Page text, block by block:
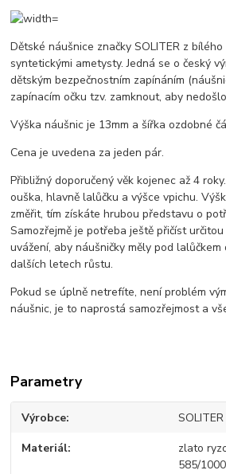
Dětské náušnice značky SOLITER z
syntetickými ametysty. Jedná se o český
dětským bezpečnostním zapínáním
zapínacím očku tzv. zamknout, aby
Výška náušnic je 13mm a šířka ozdobné
Cena je uvedena za jeden pár.
Přibližný doporučený věk kojenec až 4
ouška, hlavně lalůčku a výšce vpichu.
změřit, tím získáte hrubou představu o
Samozřejmě je potřeba ještě přičíst
uvážení, aby náušničky měly pod
dalších letech růstu.
Pokud se úplně netrefíte, není problém
náušnic, je to naprostá samozřejmost a
Parametry
Výrobce SOLITER
Materiál
zlato
585/1000